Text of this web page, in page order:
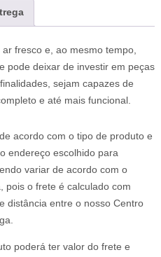
fresco e, ao mesmo tempo,
pode deixar de investir em peças
sejam capazes de
e até mais funcional.
acordo com o tipo de produto e
endereço escolhido para
variar de acordo com o
pois o frete é calculado com
distância entre o nosso Centro
poderá ter valor do frete e